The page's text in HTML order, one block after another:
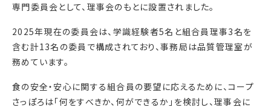
専門委員会として、理事会のもとに設置されました。
2025年現在の委員会は、学識経験者5名と組合員理事3名を
含む計13名の委員で構成されており、事務局は品質管理室が
務めています。
食の安全・安心に関する組合員の要望に応えるために、コープ
さっぽろは「何をすべきか、何ができるか」を検討し、理事会に